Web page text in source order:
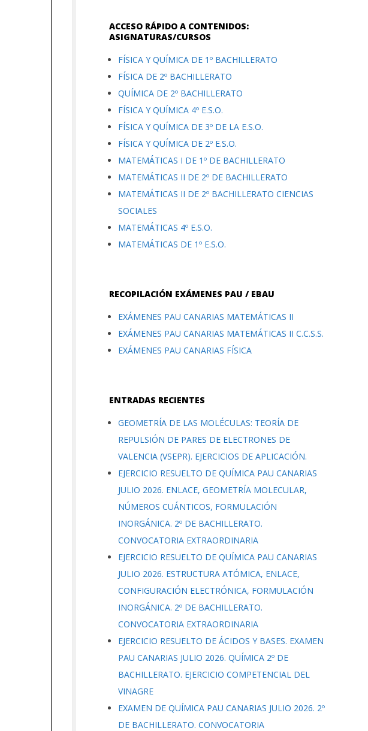
ACCESO RÁPIDO A CONTENIDOS:
ASIGNATURAS/CURSOS
FÍSICA Y QUÍMICA DE 1º BACHILLERATO
FÍSICA DE 2º BACHILLERATO
QUÍMICA DE 2º BACHILLERATO
FÍSICA Y QUÍMICA 4º E.S.O.
FÍSICA Y QUÍMICA DE 3º DE LA E.S.O.
FÍSICA Y QUÍMICA DE 2º E.S.O.
MATEMÁTICAS I DE 1º DE BACHILLERATO
MATEMÁTICAS II DE 2º DE BACHILLERATO
MATEMÁTICAS II DE 2º BACHILLERATO CIENCIAS
SOCIALES
MATEMÁTICAS 4º E.S.O.
MATEMÁTICAS DE 1º E.S.O.
RECOPILACIÓN EXÁMENES PAU / EBAU
EXÁMENES PAU CANARIAS MATEMÁTICAS II
EXÁMENES PAU CANARIAS MATEMÁTICAS II C.C.S.S.
EXÁMENES PAU CANARIAS FÍSICA
ENTRADAS RECIENTES
GEOMETRÍA DE LAS MOLÉCULAS: TEORÍA DE
REPULSIÓN DE PARES DE ELECTRONES DE
VALENCIA (VSEPR). EJERCICIOS DE APLICACIÓN.
EJERCICIO RESUELTO DE QUÍMICA PAU CANARIAS
JULIO 2026. ENLACE, GEOMETRÍA MOLECULAR,
NÚMEROS CUÁNTICOS, FORMULACIÓN
INORGÁNICA. 2º DE BACHILLERATO.
CONVOCATORIA EXTRAORDINARIA
EJERCICIO RESUELTO DE QUÍMICA PAU CANARIAS
JULIO 2026. ESTRUCTURA ATÓMICA, ENLACE,
CONFIGURACIÓN ELECTRÓNICA, FORMULACIÓN
INORGÁNICA. 2º DE BACHILLERATO.
CONVOCATORIA EXTRAORDINARIA
EJERCICIO RESUELTO DE ÁCIDOS Y BASES. EXAMEN
PAU CANARIAS JULIO 2026. QUÍMICA 2º DE
BACHILLERATO. EJERCICIO COMPETENCIAL DEL
VINAGRE
EXAMEN DE QUÍMICA PAU CANARIAS JULIO 2026. 2º
DE BACHILLERATO. CONVOCATORIA